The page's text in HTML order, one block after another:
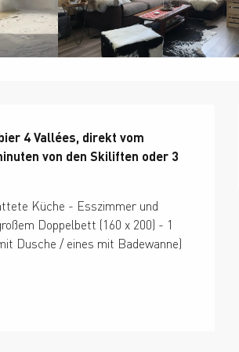
4 Vallées, direkt vom
von den Skiliften oder 3
Küche - Esszimmer und
Doppelbett (160 x 200) - 1
Dusche / eines mit Badewanne)